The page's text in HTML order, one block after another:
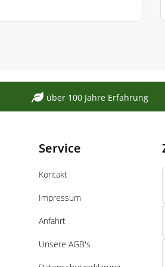
über 100 Jahre Erfahrung
Service
Kontakt
Impressum
Anfahrt
Unsere AGB's